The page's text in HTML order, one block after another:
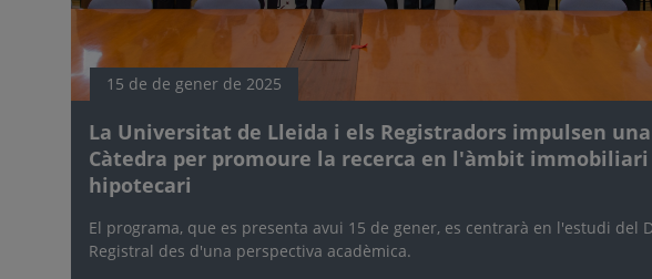
15 de de gener de 2025
La Universitat de Lleida i els Registradors impulsen una
Càtedra per promoure la recerca en l'àmbit immobiliari
hipotecari
El programa, que es presenta avui 15 de gener, es centrarà en l'estudi del
Registral des d'una perspectiva acadèmica.